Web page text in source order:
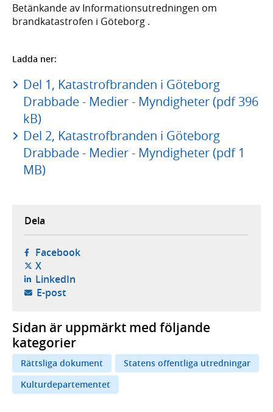
Betänkande av Informationsutredningen om
brandkatastrofen i Göteborg .
Ladda ner:
Del 1, Katastrofbranden i Göteborg
Drabbade - Medier - Myndigheter (pdf 396
kB)
Del 2, Katastrofbranden i Göteborg
Drabbade - Medier - Myndigheter (pdf 1
MB)
Dela
Facebook- öppnas i ny flik, extern webbplats,
X- öppnas i ny flik, extern webbplats,
LinkedIn- öppnas i ny flik, extern webbplats,
E-post- öppnar din e-postklient,
Sidan är uppmärkt med följande
kategorier
Rättsliga dokument
Statens offentliga utredningar
Kulturdepartementet